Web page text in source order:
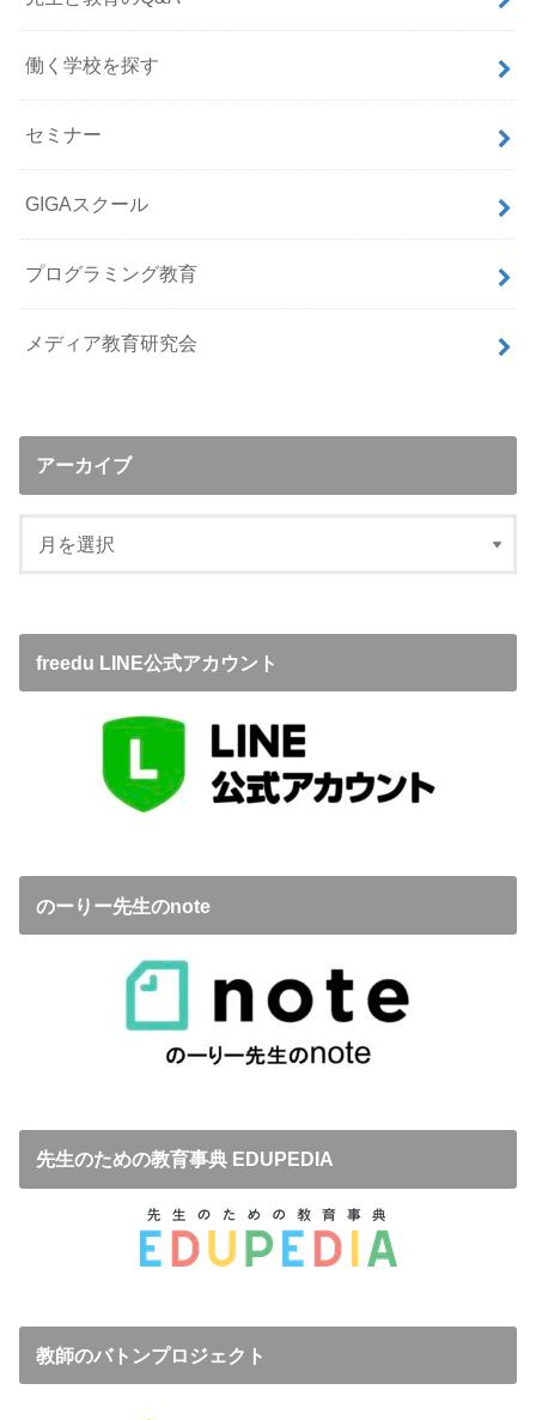
働く学校を探す
セミナー
GIGAスクール
プログラミング教育
メディア教育研究会
アーカイブ
freedu LINE公式アカウント
のーりー先生のnote
先生のための教育事典 EDUPEDIA
教師のバトンプロジェクト